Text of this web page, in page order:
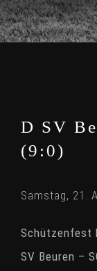
D SV
(9:0)
Samstag, 21.
Schützenfest
SV Beuren –